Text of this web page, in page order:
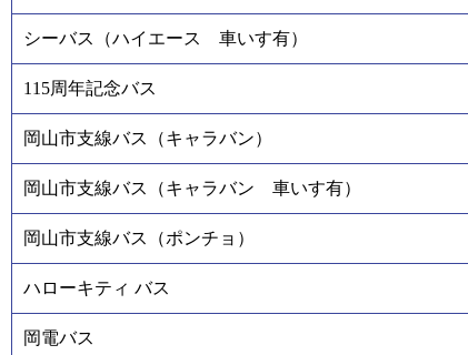
シーバス（ハイエース 車いす有）
115周年記念バス
岡山市支線バス（キャラバン）
岡山市支線バス（キャラバン 車いす有）
岡山市支線バス（ポンチョ）
ハローキティ バス
岡電バス